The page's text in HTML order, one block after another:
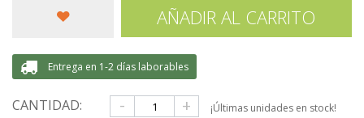
AÑADIR AL CARRITO
Entrega en 1-2 días laborables
CANTIDAD: - + ¡Últimas unidades en stock!